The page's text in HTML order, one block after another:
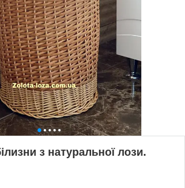
з натуральної лози.